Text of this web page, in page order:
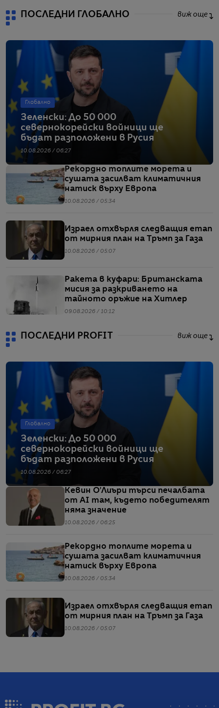
ПОСЛЕДНИ ГЛОБАЛНО виж още
Глобално
Зеленски: До 50 000
севернокорейски войници ще
бъдат разположени в Русия
10.08.2026 / 06:27
Рекордно топлите морета и
сушата засилват климатичния
натиск върху Европа
10.08.2026 / 05:34
Израел отхвърля следващия етап
от мирния план на Тръмп за Газа
10.08.2026 / 05:07
Ракета в куфари: Британската
мисия за разкриването на
тайното оръжие на Хитлер
09.08.2026 / 10:12
ПОСЛЕДНИ PROFIT виж още
Глобално
Зеленски: До 50 000
севернокорейски войници ще
бъдат разположени в Русия
10.08.2026 / 06:27
Кевин О’Лиъри търси печалбата
от AI там, където победителят
няма значение
10.08.2026 / 06:25
Рекордно топлите морета и
сушата засилват климатичния
натиск върху Европа
10.08.2026 / 05:34
Израел отхвърля следващия етап
от мирния план на Тръмп за Газа
10.08.2026 / 05:07